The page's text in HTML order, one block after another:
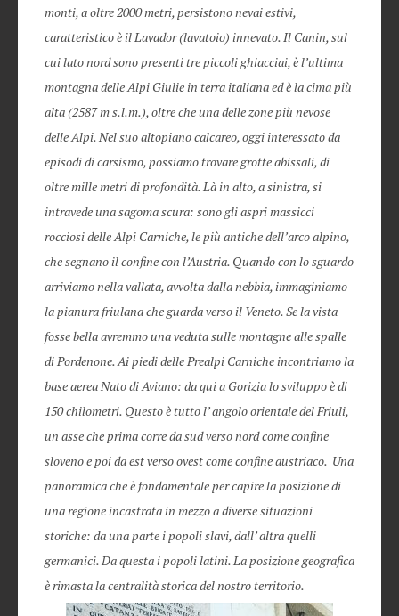
monti, a oltre 2000 metri, persistono nevai estivi,
caratteristico è il Lavador (lavatoio) innevato. Il Canin, sul
cui lato nord sono presenti tre piccoli ghiacciai, è l’ultima
montagna delle Alpi Giulie in terra italiana ed è la cima più
alta (2587 m s.l.m.), oltre che una delle zone più nevose
delle Alpi. Nel suo altopiano calcareo, oggi interessato da
episodi di carsismo, possiamo trovare grotte abissali, di
oltre mille metri di profondità. Là in alto, a sinistra, si
intravede una sagoma scura: sono gli aspri massicci
rocciosi delle Alpi Carniche, le più antiche dell’arco alpino,
che segnano il confine con l’Austria. Quando con lo sguardo
arriviamo nella vallata, avvolta dalla nebbia, immaginiamo
la pianura friulana che guarda verso il Veneto. Se la vista
fosse bella avremmo una veduta sulle montagne alle spalle
di Pordenone. Ai piedi delle Prealpi Carniche incontriamo la
base aerea Nato di Aviano: da qui a Gorizia lo sviluppo è di
150 chilometri. Questo è tutto l’ angolo orientale del Friuli,
un asse che prima corre da sud verso nord come confine
sloveno e poi da est verso ovest come confine austriaco. Una
panoramica che è fondamentale per capire la posizione di
una regione incastrata in mezzo a diverse situazioni
storiche: da una parte i popoli slavi, dall’ altra quelli
germanici. Da questa i popoli latini. La posizione geografica
è rimasta la centralità storica del nostro territorio.